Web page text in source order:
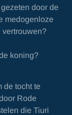
door de
medogenloze
vertrouwen?
koning?
de tocht te
Rode
die Tiuri